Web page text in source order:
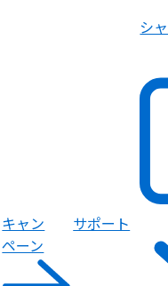
シ
キャン
ペーン
サポート